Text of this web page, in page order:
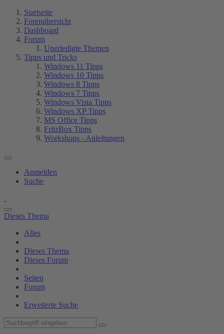
Startseite
Forenübersicht
Dashboard
Forum
Unerledigte Themen
Tipps und Tricks
Windows 11 Tipps
Windows 10 Tipps
Windows 8 Tipps
Windows 7 Tipps
Windows Vista Tipps
Windows XP Tipps
MS Office Tipps
FritzBox Tipps
Workshops - Anleitungen
Anmelden
Suche
Dieses Thema
Alles
Dieses Thema
Dieses Forum
Seiten
Forum
Erweiterte Suche